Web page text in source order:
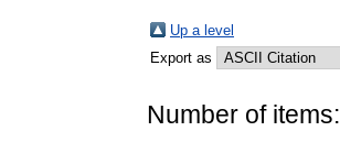
Up a level
Export as
Number of items: